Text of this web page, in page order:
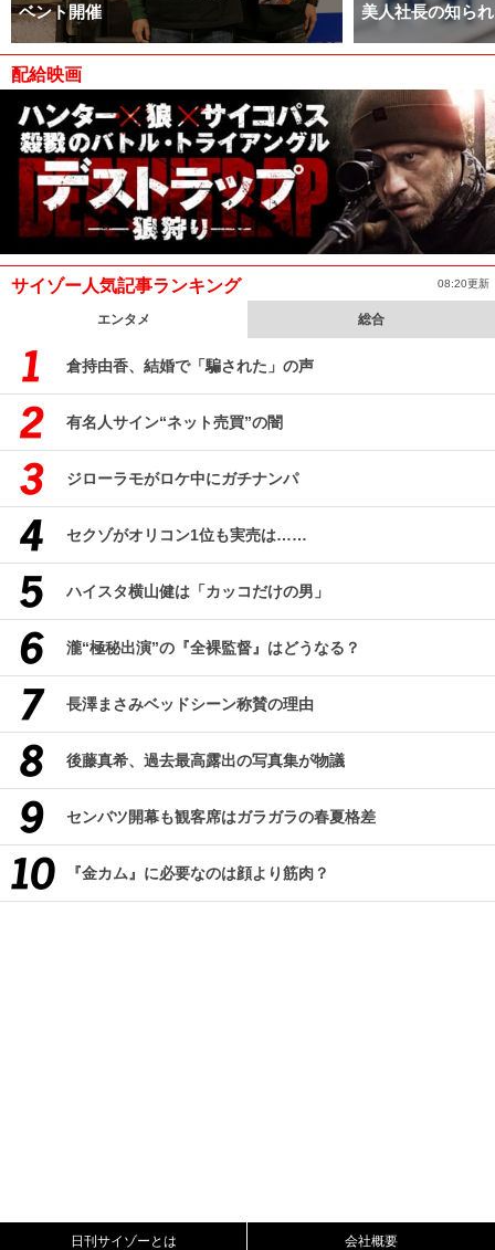
ベント開催
美人社長の知ら
配給映画
サイゾー人気記事ランキング 08:20更新
エンタメ 総合
倉持由香、結婚で「騙された」の声
有名人サイン“ネット売買”の闇
ジローラモがロケ中にガチナンパ
セクゾがオリコン1位も実売は……
ハイスタ横山健は「カッコだけの男」
瀧“極秘出演”の『全裸監督』はどうなる？
長澤まさみベッドシーン称賛の理由
後藤真希、過去最高露出の写真集が物議
センバツ開幕も観客席はガラガラの春夏格差
『金カム』に必要なのは顔より筋肉？
日刊サイゾーとは 会社概要